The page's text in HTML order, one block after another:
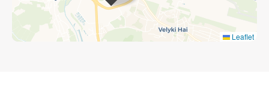
Leaflet